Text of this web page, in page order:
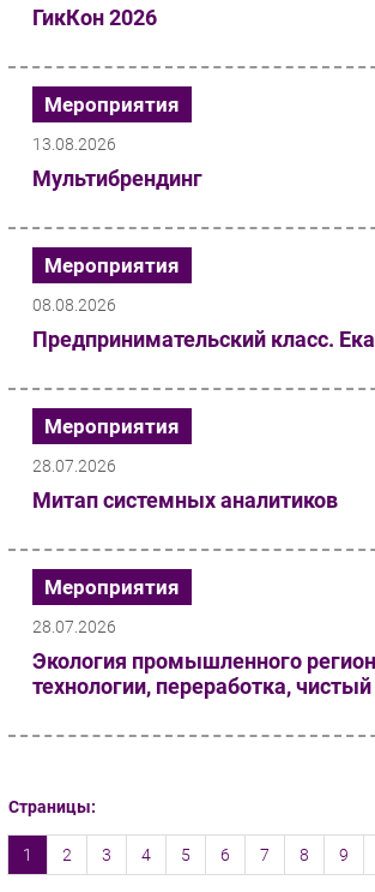
ГикКон 2026
Мероприятия
13.08.2026
Мультибрендинг
Мероприятия
08.08.2026
Предпринимательский класс.
Мероприятия
28.07.2026
Митап системных аналитиков
Мероприятия
28.07.2026
Экология промышленного
технологии, переработка,
Страницы:
1 2 3 4 5 6 7 8 9